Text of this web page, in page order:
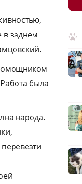
заднем
была
народа.